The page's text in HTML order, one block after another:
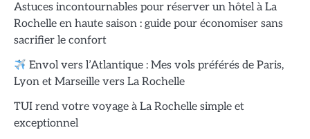
Astuces incontournables pour réserver un hôtel à La
Rochelle en haute saison : guide pour économiser sans
sacrifier le confort
Envol vers l’Atlantique : Mes vols préférés de Paris,
Lyon et Marseille vers La Rochelle
TUI rend votre voyage à La Rochelle simple et
exceptionnel